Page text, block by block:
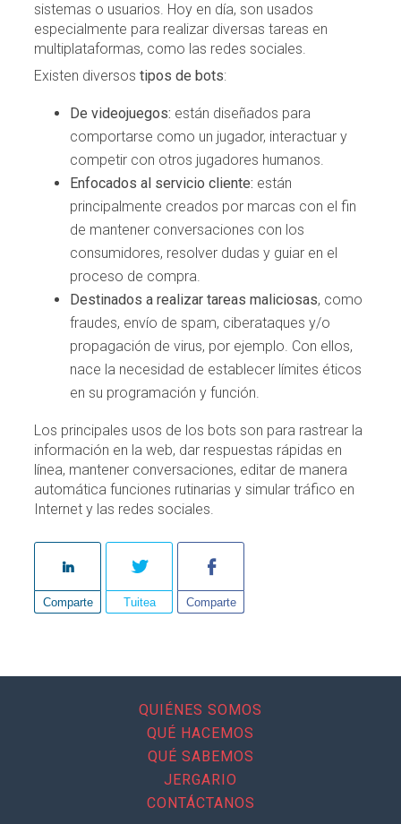
sistemas o usuarios. Hoy en día, son usados
especialmente para realizar diversas tareas en
multiplataformas, como las redes sociales.
Existen diversostipos de bots:
De videojuegos: están diseñados para
comportarse como un jugador, interactuar y
competir con otros jugadores humanos.
Enfocados al servicio cliente: están
principalmente creados por marcas con el fin
de mantener conversaciones con los
consumidores, resolver dudas y guiar en el
proceso de compra.
Destinados a realizar tareas maliciosas, como
fraudes, envío de spam, ciberataques y/o
propagación de virus, por ejemplo. Con ellos,
nace la necesidad de establecer límites éticos
en su programación y función.
Los principales usos de los bots son para rastrear la
información en la web, dar respuestas rápidas en
línea, mantener conversaciones, editar de manera
automática funciones rutinarias y simular tráfico en
Internet y las redes sociales.
Comparte Tuitea Comparte
QUIÉNES SOMOS
QUÉ HACEMOS
QUÉ SABEMOS
JERGARIO
CONTÁCTANOS